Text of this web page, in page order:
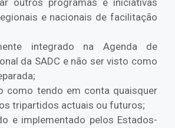
outros programas e iniciativas
e nacionais de facilitação
integrado na Agenda de
da SADC e não ser visto como
como tendo em conta quaisquer
tripartidos actuais ou futuros;
e implementado pelos Estados-